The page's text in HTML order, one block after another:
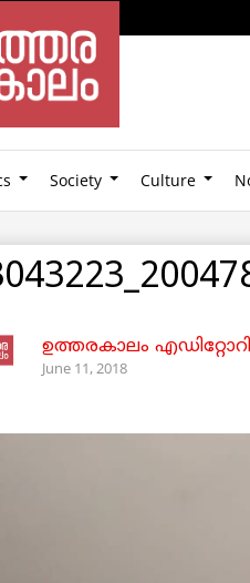
Society Culture
ഉത്തരകാലം
June 11, 2018